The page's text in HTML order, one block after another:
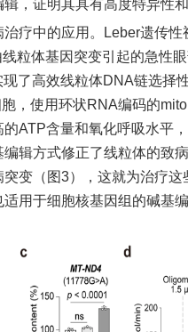
，证明其具有高度特异性和
中的应用。Leber遗传性
粒体基因突变引起的急性
了高效线粒体DNA链选择
，使用环状RNA编码的
ATP含量和氧化呼吸水平
辑方式修正了线粒体的致
变（图3），这就为治疗这
用于细胞核基因组的碱基